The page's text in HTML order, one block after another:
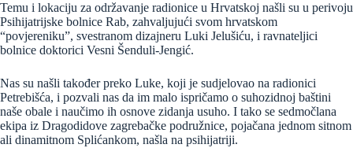
Temu i lokaciju za održavanje radionice u Hrvatskoj našli su u perivoju
Psihijatrijske bolnice Rab, zahvaljujući svom hrvatskom
“povjereniku”, svestranom dizajneru Luki Jelušiću, i ravnateljici
bolnice doktorici Vesni Šenduli-Jengić.
Nas su našli također preko Luke, koji je sudjelovao na radionici
Petrebišća, i pozvali nas da im malo ispričamo o suhozidnoj baštini
naše obale i naučimo ih osnove zidanja usuho. I tako se sedmočlana
ekipa iz Dragodidove zagrebačke podružnice, pojačana jednom sitnom
ali dinamitnom Splićankom, našla na psihijatriji.